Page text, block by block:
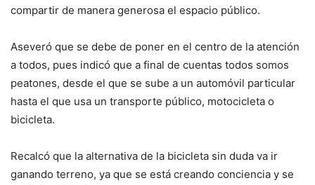
compartir de manera generosa el espacio público.
Aseveró que se debe de poner en el centro de la atención
a todos, pues indicó que a final de cuentas todos somos
peatones, desde el que se sube a un automóvil particular
hasta el que usa un transporte público, motocicleta o
bicicleta.
Recalcó que la alternativa de la bicicleta sin duda va ir
ganando terreno, ya que se está creando conciencia y se